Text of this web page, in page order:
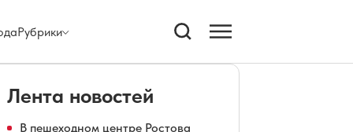
Рубрики
Лента новостей
В пешеходном центре Ростова